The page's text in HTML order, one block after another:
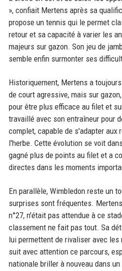
», confiait Mertens après sa
propose un tennis qui le permet
retour et sa capacité à varier les
majeurs sur gazon. Son jeu de
semble enfin surmonter ses
Historiquement, Mertens a
de court agressive, mais sur
pour être plus efficace au filet et
travaillé avec son entraîneur pour
complet, capable de s'adapter aux
l'herbe. Cette évolution se voit
gagné plus de points au filet et a
directes dans les moments
En parallèle, Wimbledon reste un
surprises sont fréquentes.
n°27, n'était pas attendue à ce
classement ne fait pas tout. Sa
lui permettent de rivaliser avec
suit avec attention ce parcours,
nationale briller à nouveau dans un